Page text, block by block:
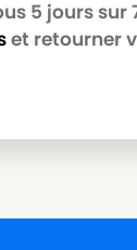
5 jours sur
et retourner